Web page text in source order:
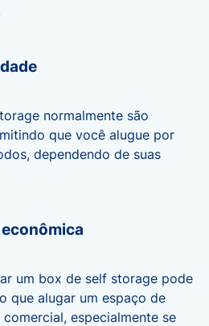
normalmente são
que você alugue por
dependendo de suas
um box de self storage pode
que alugar um espaço de
especialmente se